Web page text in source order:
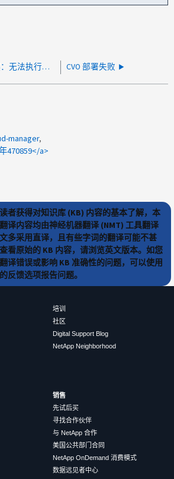
由于错误：无法执行容器升级任务， CVO 创建失败 CVO 部署失败
manager
470859</a>
者获得对知识库 (KB) 内容的基本了解，本
译内容均由神经机器翻译 (NMT) 工具翻译
多采用直译，且有些字词的翻译可能不甚
看原始的 KB 内容，请浏览英文版本。如您
译错误或影响 KB 准确性的问题，可以使用
反馈选项报告问题。
培训
社区
Digital Support Blog
NetApp Neighborhood
销售
先试后买
寻找合作伙伴
与 NetApp 合作
美国公共部门合同
NetApp OnDemand 消费模式
数据远见者中心